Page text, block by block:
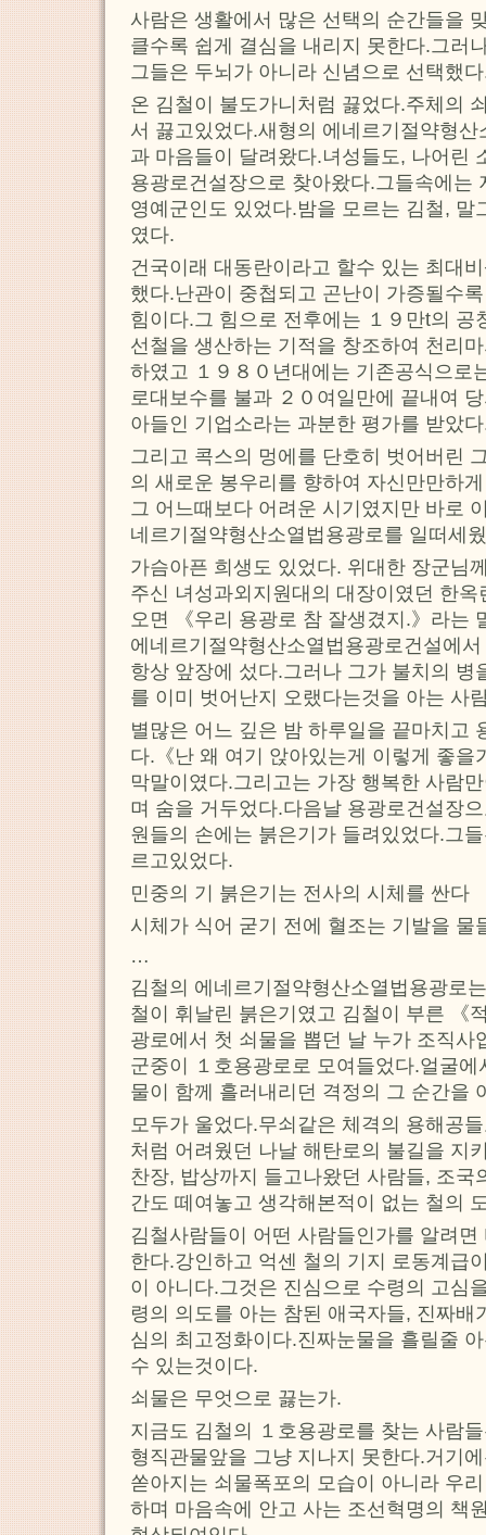
사람은 생활에서 많은 선택의 순간들을
클수록 쉽게 결심을 내리지 못한다.그러
그들은 두뇌가 아니라 신념으로 선택했
온 김철이 불도가니처럼 끓었다.주체의
서 끓고있었다.새형의 에네르기절약형
과 마음들이 달려왔다.녀성들도, 나어린
용광로건설장으로 찾아왔다.그들속에는
영예군인도 있었다.밤을 모르는 김철, 말
였다.
건국이래 대동란이라고 할수 있는 최대
했다.난관이 중첩되고 곤난이 가증될수
힘이다.그 힘으로 전후에는 １９만t의 공
선철을 생산하는 기적을 창조하여 천리
하였고 １９８０년대에는 기존공식으로
로대보수를 불과 ２０여일만에 끝내여
아들인 기업소라는 과분한 평가를 받았
그리고 콕스의 멍에를 단호히 벗어버린
의 새로운 봉우리를 향하여 자신만만하
그 어느때보다 어려운 시기였지만 바로
네르기절약형산소열법용광로를 일떠세
가슴아픈 희생도 있었다. 위대한 장군님
주신 녀성과외지원대의 대장이였던 한
오면 《우리 용광로 참 잘생겼지.》라는
에네르기절약형산소열법용광로건설에
항상 앞장에 섰다.그러나 그가 불치의 병
를 이미 벗어난지 오랬다는것을 아는 사
별많은 어느 깊은 밤 하루일을 끝마치고
다.《난 왜 여기 앉아있는게 이렇게 좋을
막말이였다.그리고는 가장 행복한 사람
며 숨을 거두었다.다음날 용광로건설장
원들의 손에는 붉은기가 들려있었다.그
르고있었다.
민중의 기 붉은기는 전사의 시체를 싼다
시체가 식어 굳기 전에 혈조는 기발을 물
…
김철의 에네르기절약형산소열법용광로
철이 휘날린 붉은기였고 김철이 부른 《
광로에서 첫 쇠물을 뽑던 날 누가 조직사
군중이 １호용광로로 모여들었다.얼굴
물이 함께 흘러내리던 격정의 그 순간을
모두가 울었다.무쇠같은 체격의 용해공
처럼 어려웠던 나날 해탄로의 불길을 지
찬장, 밥상까지 들고나왔던 사람들, 조국
간도 떼여놓고 생각해본적이 없는 철의
김철사람들이 어떤 사람들인가를 알려
한다.강인하고 억센 철의 기지 로동계급
이 아니다.그것은 진심으로 수령의 고심
령의 의도를 아는 참된 애국자들, 진짜배
심의 최고정화이다.진짜눈물을 흘릴줄
수 있는것이다.
쇠물은 무엇으로 끓는가.
지금도 김철의 １호용광로를 찾는 사람
형직관물앞을 그냥 지나지 못한다.거기
쏟아지는 쇠물폭포의 모습이 아니라 우
하며 마음속에 안고 사는 조선혁명의 책